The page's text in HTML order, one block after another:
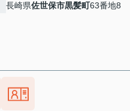
長崎県佐世保市黒髪町63番地8